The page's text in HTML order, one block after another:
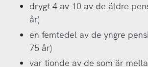
drygt 4 av 10 av de äldre
år)
en femtedel av de yngre
75 år)
var tionde av de som är